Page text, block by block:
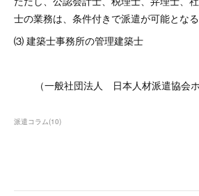
士の業務は、条件付きで派遣が可能となる
⑶ 建築士事務所の管理建築士
（一般社団法人 日本人材派遣協会
派遣コラム(10)